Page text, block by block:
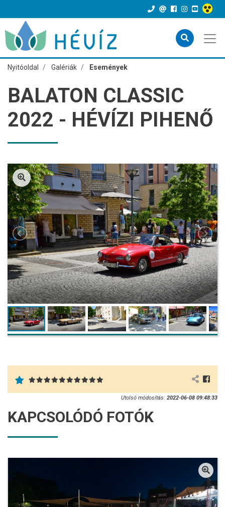
Nyitóoldal Galériák Események
BALATON CLASSIC
2022 - HÉVÍZI PIHENŐ
Utolsó módosítás: 2022-06-08 09:48:33
KAPCSOLÓDÓ FOTÓK